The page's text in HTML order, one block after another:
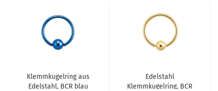
Klemmkugelring aus
Edelstahl, BCR blau
Edelstahl
Klemmkugelring, BCR